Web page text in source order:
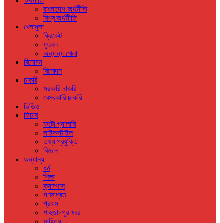
বাংলাদেশ অর্থনীতি
বিশ্ব অর্থনীতি
খেলাধুলা
ক্রিকেট
ফুটবল
অন্যান্য খেলা
বিনোদন
বিনোদন
চাকরি
সরকারি চাকরি
বেসরকারি চাকরি
ভিডিও
ফিচার
ফটো গ্যালারি
লাইফস্টাইল
তথ্য প্রযুক্তি
বিজ্ঞান
অন্যান্য
ধর্ম
শিক্ষা
ক্যাম্পাস
গণমাধ্যম
প্রবাস
শাহজাদপুর খবর
সাহিত্য